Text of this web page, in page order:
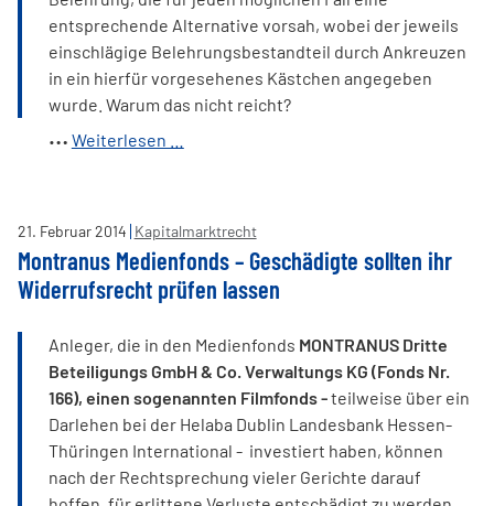
entsprechende Alternative vorsah, wobei der jeweils
einschlägige Belehrungsbestandteil durch Ankreuzen
in ein hierfür vorgesehenes Kästchen angegeben
wurde. Warum das nicht reicht?
Weiterlesen …
Baukastenform
unwirksam!
21. Februar2014 Kapitalmarktrecht
Montranus Medienfonds – Geschädigte sollten ihr
Widerrufsrecht prüfen lassen
Anleger, die in den Medienfonds MONTRANUS Dritte
Beteiligungs GmbH & Co. Verwaltungs KG (Fonds Nr.
166), einen sogenannten Filmfonds -teilweise über ein
Darlehen bei der Helaba Dublin Landesbank Hessen-
Thüringen International - investiert haben, können
nach der Rechtsprechung vieler Gerichte darauf